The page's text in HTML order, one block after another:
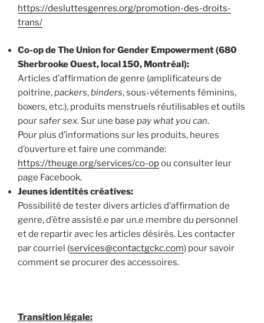
https://desluttesgenres.org/promotion-des-droits-
trans/
Co-op de The Union for Gender Empowerment (680
Sherbrooke Ouest, local 150, Montréal):
Articles d’affirmation de genre (amplificateurs de
poitrine,packers,binders, sous-vêtements féminins,
boxers, etc.), produits menstruels réutilisables et outils
poursafer sex. Sur une base pay what you can.
Pour plus d’informations sur les produits, heures
d’ouverture et faire une commande:
https://theuge.org/services/co-opou consulter leur
page Facebook.
Jeunes identités créatives:
Possibilité de tester divers articles d’affirmation de
genre, d’être assisté.e par un.e membre du personnel
et de repartir avec les articles désirés. Les contacter
par courriel (services@contactgckc.com) pour savoir
comment se procurer des accessoires.
Transition légale: